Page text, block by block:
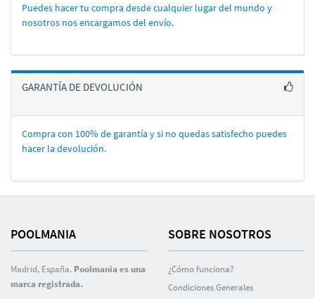
Puedes hacer tu compra desde cualquier lugar del mundo y
nosotros nos encargamos del enví­o.
GARANTÍA DE DEVOLUCIÓN
Compra con 100% de garantí­a y si no quedas satisfecho puedes
hacer la devolución.
POOLMANIA
Madrid, España. Poolmania es una
marca registrada.
SOBRE NOSOTROS
¿Cómo funciona?
Condiciones Generales